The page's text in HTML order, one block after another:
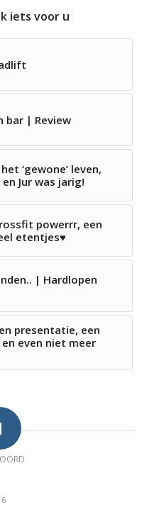
iets voor u
bar | Review
‘gewone’ leven,
Jur was jarig!
powerrr, een
etentjes♥
| Hardlopen
presentatie, een
even niet meer